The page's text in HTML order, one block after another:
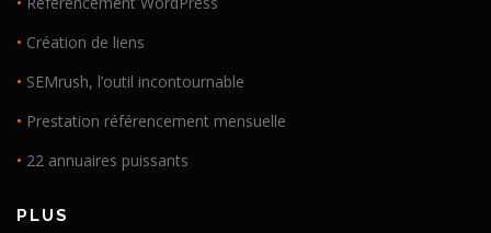
• Création de liens
• SEMrush, l’outil incontournable
• Prestation référencement mensuelle
• 22 annuaires puissants
PLUS